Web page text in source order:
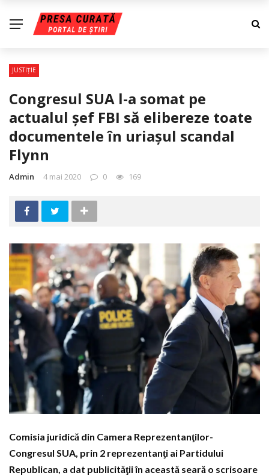
JUSTIŢIE
Congresul SUA l-a somat pe
actualul şef FBI să elibereze toate
documentele în uriaşul scandal
Flynn
Admin 4 mai 2020 0 169
Comisia juridică din Camera Reprezentanţilor-
Congresul SUA, prin 2 reprezentanţi ai Partidului
Republican, a dat publicităţii în această seară o scrisoare